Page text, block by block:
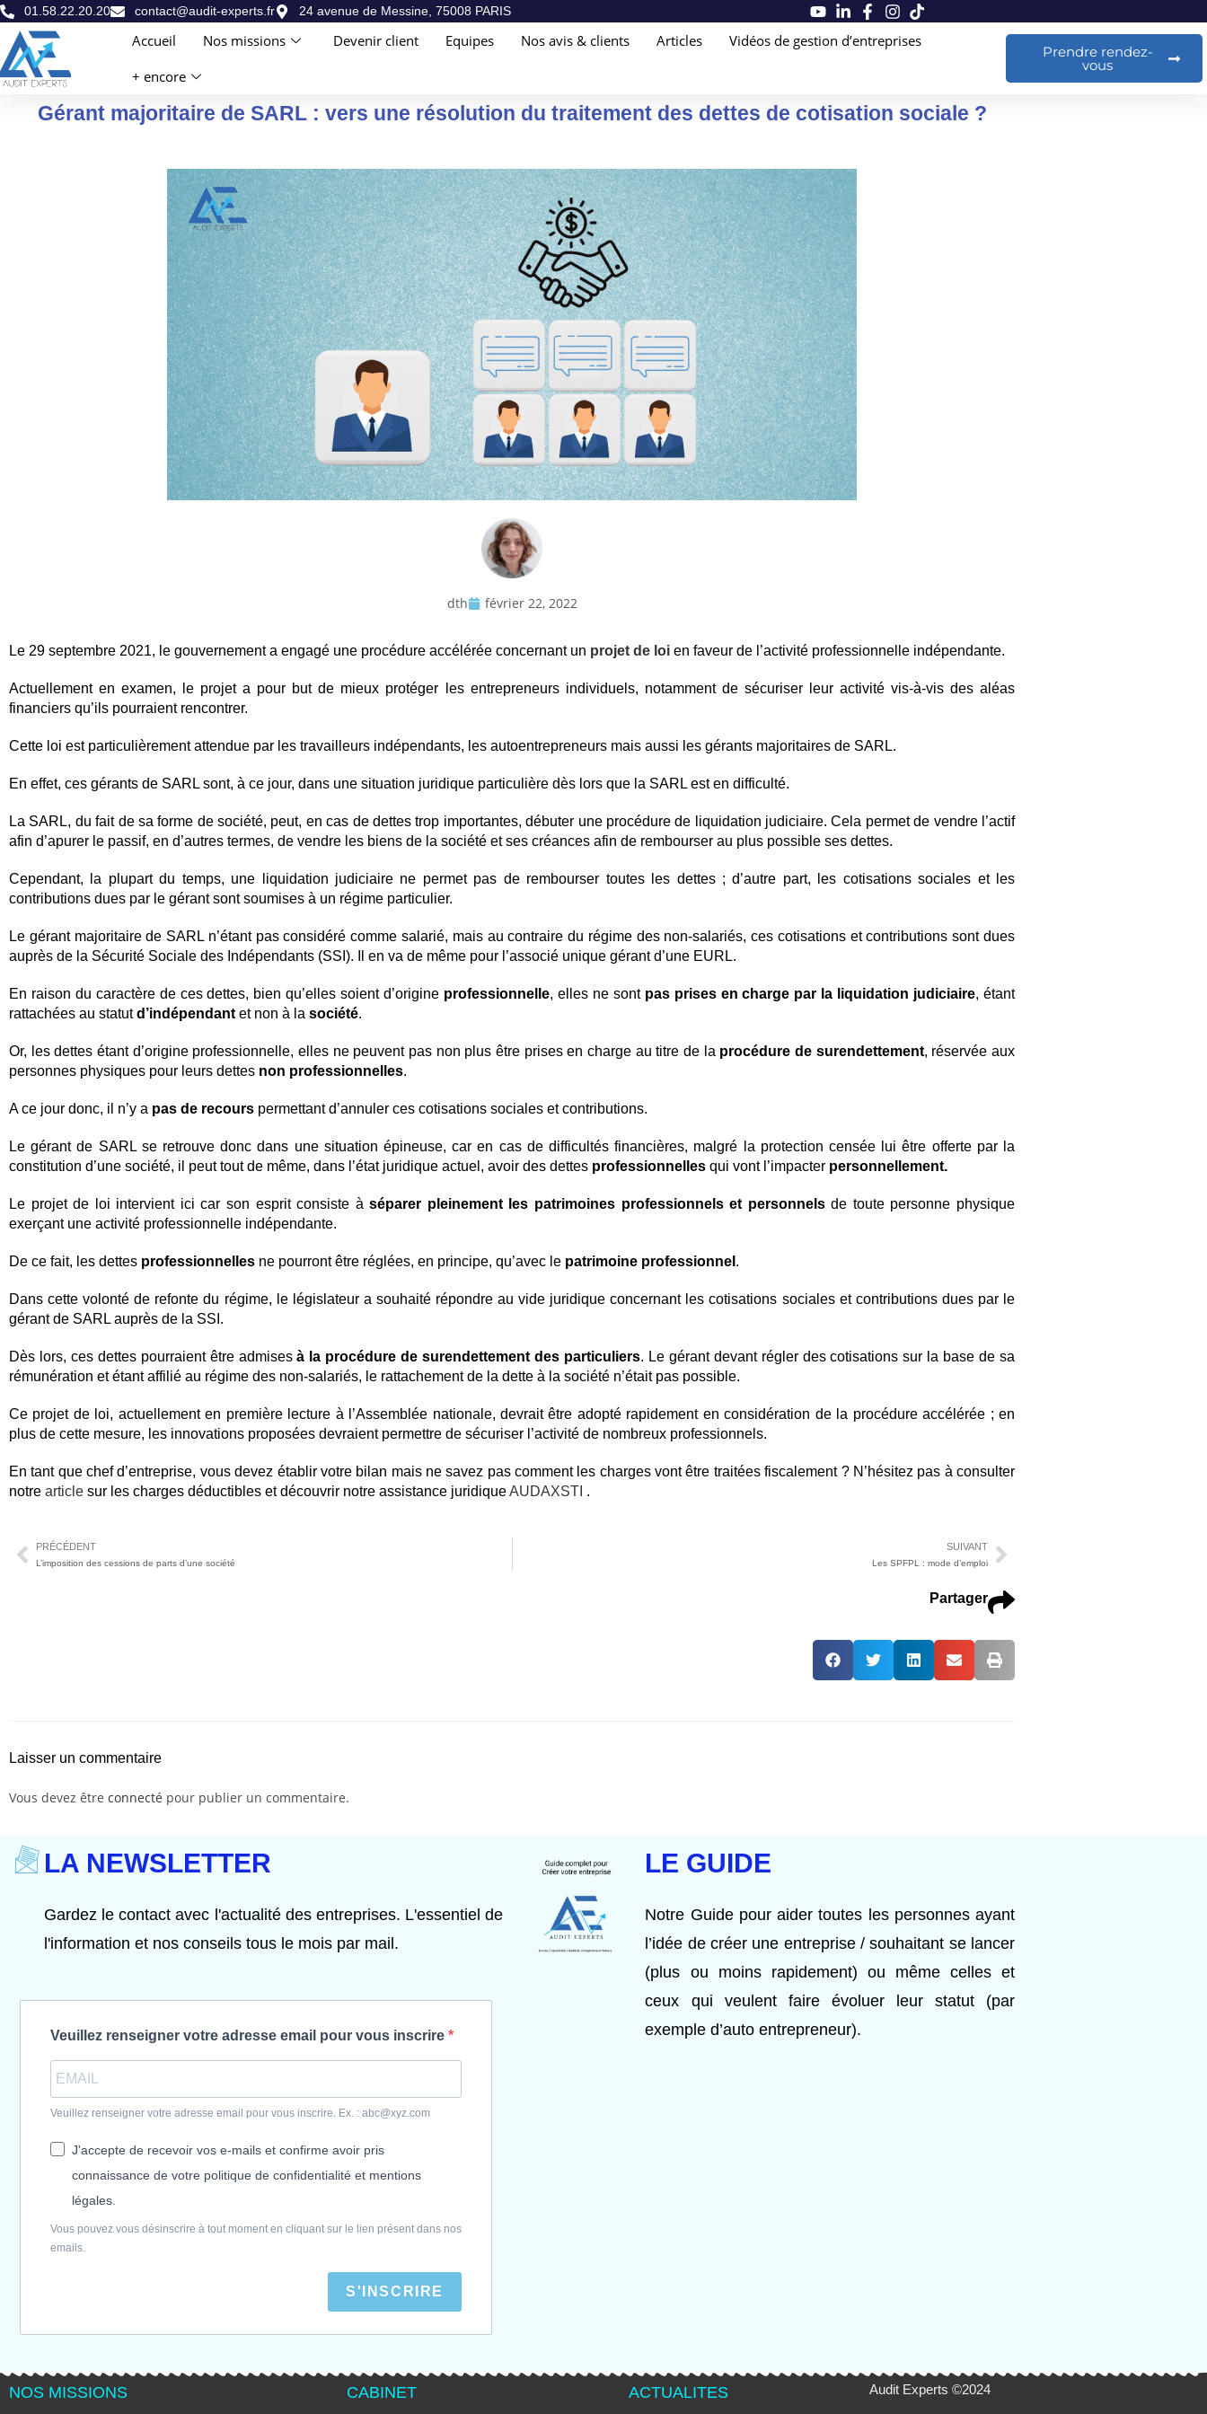
01.58.22.20.20 contact@audit-experts.fr 24 avenue de Messine, 75008 PARIS
Accueil Nos missions Devenir client Equipes Nos avis & clients Articles
Vidéos de gestion d’entreprises
+ encore
Prendre rendez-
vous
Gérant majoritaire de SARL : vers une résolution du traitement des dettes de cotisation sociale ?
dth février 22, 2022
Le 29 septembre 2021, le gouvernement a engagé une procédure accélérée concernant un projet de loi en faveur de l’activité professionnelle indépendante.
Actuellement en examen, le projet a pour but de mieux protéger les entrepreneurs individuels, notamment de sécuriser leur activité vis-à-vis des aléas
financiers qu’ils pourraient rencontrer.
Cette loi est particulièrement attendue par les travailleurs indépendants, les autoentrepreneurs mais aussi les gérants majoritaires de SARL.
En effet, ces gérants de SARL sont, à ce jour, dans une situation juridique particulière dès lors que la SARL est en difficulté.
La SARL, du fait de sa forme de société, peut, en cas de dettes trop importantes, débuter une procédure de liquidation judiciaire. Cela permet de vendre l’actif
afin d’apurer le passif, en d’autres termes, de vendre les biens de la société et ses créances afin de rembourser au plus possible ses dettes.
Cependant, la plupart du temps, une liquidation judiciaire ne permet pas de rembourser toutes les dettes ; d’autre part, les cotisations sociales et les
contributions dues par le gérant sont soumises à un régime particulier.
Le gérant majoritaire de SARL n’étant pas considéré comme salarié, mais au contraire du régime des non-salariés, ces cotisations et contributions sont dues
auprès de la Sécurité Sociale des Indépendants (SSI). Il en va de même pour l’associé unique gérant d’une EURL.
En raison du caractère de ces dettes, bien qu’elles soient d’origine professionnelle, elles ne sont pas prises en charge par la liquidation judiciaire, étant
rattachées au statutd’indépendant et non à la société.
Or, les dettes étant d’origine professionnelle, elles ne peuvent pas non plus être prises en charge au titre de la procédure de surendettement, réservée aux
personnes physiques pour leurs dettes non professionnelles.
A ce jour donc, il n’y a pas de recours permettant d’annuler ces cotisations sociales et contributions.
Le gérant de SARL se retrouve donc dans une situation épineuse, car en cas de difficultés financières, malgré la protection censée lui être offerte par la
constitution d’une société, il peut tout de même, dans l’état juridique actuel, avoir des dettes professionnelles qui vont l’impacter personnellement.
Le projet de loi intervient ici car son esprit consiste àséparer pleinement les patrimoines professionnels et personnelsde toute personne physique
exerçant une activité professionnelle indépendante.
De ce fait, les dettes professionnelles ne pourront être réglées, en principe, qu’avec le patrimoine professionnel .
Dans cette volonté de refonte du régime, le législateur a souhaité répondre au vide juridique concernant les cotisations sociales et contributions dues par le
gérant de SARL auprès de la SSI.
Dès lors, ces dettes pourraient être admisesà la procédure de surendettement des particuliers. Le gérant devant régler des cotisations sur la base de sa
rémunération et étant affilié au régime des non-salariés, le rattachement de la dette à la société n’était pas possible.
Ce projet de loi, actuellement en première lecture à l’Assemblée nationale, devrait être adopté rapidement en considération de la procédure accélérée ; en
plus de cette mesure, les innovations proposées devraient permettre de sécuriser l’activité de nombreux professionnels.
En tant que chef d’entreprise, vous devez établir votre bilan mais ne savez pas comment les charges vont être traitées fiscalement ? N’hésitez pas à consulter
notre article sur les charges déductibles et découvrir notre assistance juridiqueAUDAXSTI .
PRÉCÉDENT
L’imposition des cessions de parts d’une société
SUIVANT
Les SPFPL : mode d’emploi
Partager
Laisser un commentaire
Vous devez être connecté pour publier un commentaire.
LA NEWSLETTER
Gardez le contact avec l'actualité des entreprises. L'essentiel de
l'information et nos conseils tous le mois par mail.
Veuillez renseigner votre adresse email pour vous inscrire
Veuillez renseigner votre adresse email pour vous inscrire. Ex. : abc@xyz.com
J'accepte de recevoir vos e-mails et confirme avoir pris
connaissance de votre politique de confidentialité et mentions
légales.
Vous pouvez vous désinscrire à tout moment en cliquant sur le lien présent dans nos
emails.
S'INSCRIRE
LE GUIDE
Notre Guide pour aider toutes les personnes ayant
l’idée de créer une entreprise / souhaitant se lancer
(plus ou moins rapidement) ou même celles et
ceux qui veulent faire évoluer leur statut (par
exemple d’auto entrepreneur).
NOS MISSIONS CABINET ACTUALITES Audit Experts ©2024